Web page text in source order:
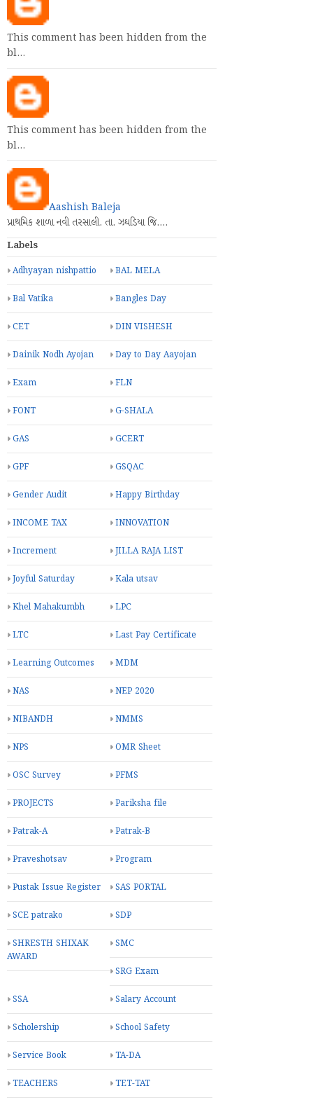
This comment has been hidden from the
bl…
This comment has been hidden from the
bl…
Aashish Baleja
પ્રાથમિક શાળા નવી તરસાલી. તા. ઝઘડિયા જિ.…
Labels
Adhyayan nishpattio BAL MELA
Bal Vatika Bangles Day
CET DIN VISHESH
Dainik Nodh Ayojan Day to Day Aayojan
Exam FLN
FONT G-SHALA
GAS GCERT
GPF GSQAC
Gender Audit Happy Birthday
INCOME TAX INNOVATION
Increment JILLA RAJA LIST
Joyful Saturday Kala utsav
Khel Mahakumbh LPC
LTC Last Pay Certificate
Learning Outcomes MDM
NAS NEP 2020
NIBANDH NMMS
NPS OMR Sheet
OSC Survey PFMS
PROJECTS Pariksha file
Patrak-A Patrak-B
Praveshotsav Program
Pustak Issue Register SAS PORTAL
SCE patrako SDP
SHRESTH SHIXAK
AWARD
SMC
SRG Exam
SSA Salary Account
Scholership School Safety
Service Book TA-DA
TEACHERS TET-TAT